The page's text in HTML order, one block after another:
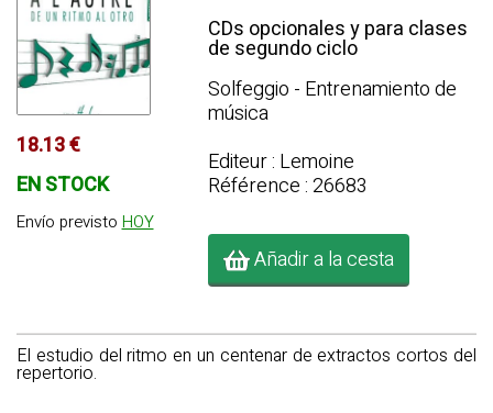
18.13 €
EN STOCK
Envío previsto HOY
CDs opcionales y para clases
de segundo ciclo
Solfeggio - Entrenamiento de
música
Editeur : Lemoine
Référence : 26683
Añadir a la cesta
El estudio del ritmo en un centenar de extractos cortos del
repertorio.